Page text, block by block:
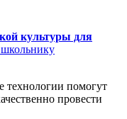
культуры для
технологии помогут
провести